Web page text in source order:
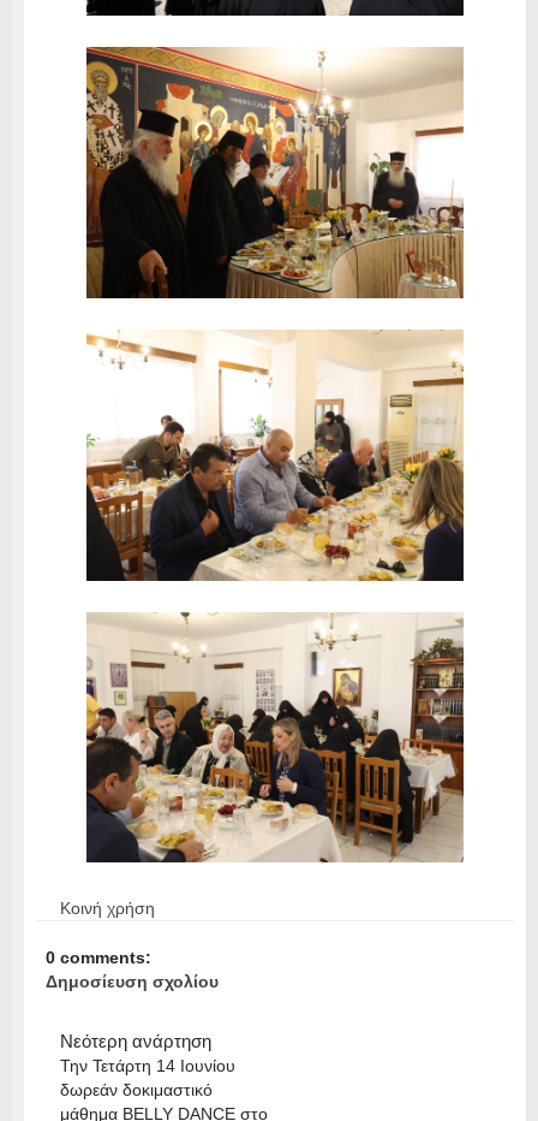
Κοινή χρήση
0 comments:
Δημοσίευση σχολίου
Νεότερη ανάρτηση
Την Τετάρτη 14 Ιουνίου
δωρεάν δοκιμαστικό
μάθημα BELLY DANCE στο